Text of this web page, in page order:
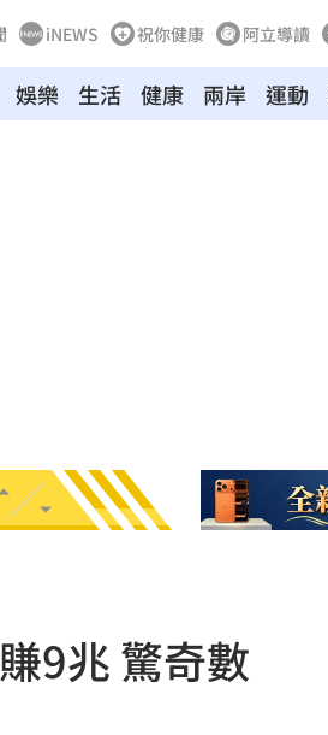
iNEWS 祝你健康 阿立導讀
娛樂 生活 健康 兩岸 運動
9兆 驚奇數